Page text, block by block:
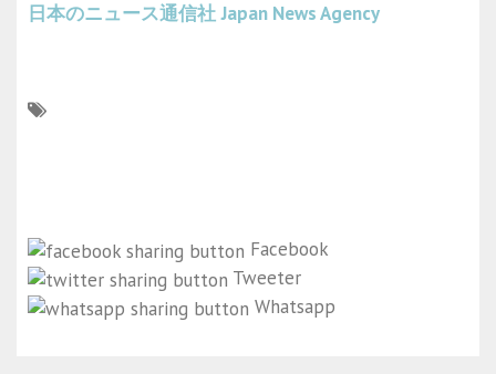
日本のニュース通信社 Japan News Agency
Facebook
Tweeter
Whatsapp